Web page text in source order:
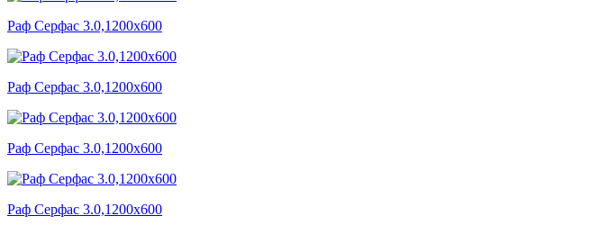
Раф Серфас 3.0,1200x600
Раф Серфас 3.0,1200x600
Раф Серфас 3.0,1200x600
Раф Серфас 3.0,1200x600